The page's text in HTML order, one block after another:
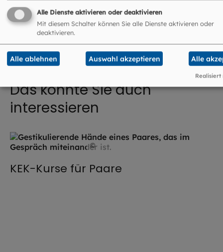
Mehr Infos zur Ehevorbereitung und -
begleitung
Das könnte Sie auch
interessieren
© iStock.com / kieferpix
KEK-Kurse für Paare
Alle Dienste aktivieren oder deaktivieren
Mit diesem Schalter können Sie alle Dienste aktivieren oder
deaktivieren.
Alle ablehnen Auswahl akzeptieren Alle
Realisiert